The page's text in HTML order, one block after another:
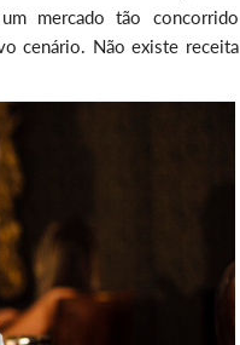
mercado tão concorrido
cenário. Não existe receita